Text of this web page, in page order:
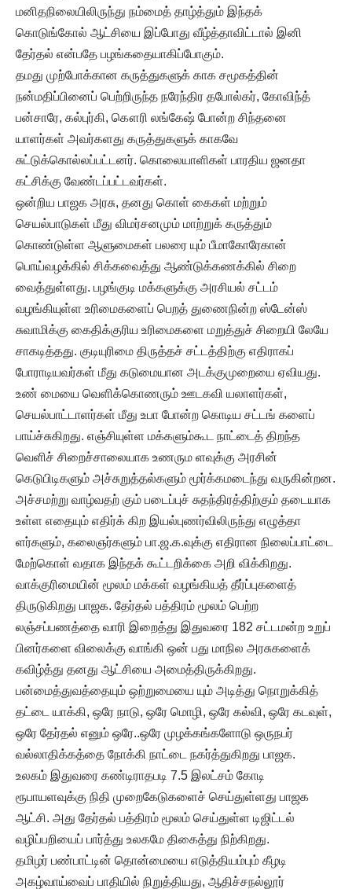
மனிதநிலையிலிருந்து நம்மைத் தாழ்த்தும் இந்தக்
கொடுங்கோல் ஆட்சியை இப்போது வீழ்த்தாவிட்டால் இனி
தேர்தல் என்பதே பழங்கதையாகிப்போகும்.
தமது முற்போக்கான கருத்துகளுக் காக சமூகத்தின்
நன்மதிப்பினைப் பெற்றிருந்த நரேந்திர தபோல்கர், கோவிந்த்
பன்சாரே, கல்புர்கி, கௌரி லங்கேஷ் போன்ற சிந்தனை
யாளர்கள் அவர்களது கருத்துகளுக் காகவே
சுட்டுக்கொல்லப்பட்டனர். கொலையாளிகள் பாரதிய ஜனதா
கட்சிக்கு வேண்டப்பட்டவர்கள்.
ஒன்றிய பாஜக அரசு, தனது கொள் கைகள் மற்றும்
செயல்பாடுகள் மீது விமர்சனமும் மாற்றுக் கருத்தும்
கொண்டுள்ள ஆளுமைகள் பலரை யும் பீமாகோரேகான்
பொய்வழக்கில் சிக்கவைத்து ஆண்டுக்கணக்கில் சிறை
வைத்துள்ளது. பழங்குடி மக்களுக்கு அரசியல் சட்டம்
வழங்கியுள்ள உரிமைகளைப் பெறத் துணைநின்ற ஸ்டேன்ஸ்
சுவாமிக்கு கைதிக்குரிய உரிமைகளை மறுத்துச் சிறையி லேயே
சாகடித்தது. குடியுரிமை திருத்தச் சட்டத்திற்கு எதிராகப்
போராடியவர்கள் மீது கடுமையான அடக்குமுறையை ஏவியது.
உண் மையை வெளிக்கொணரும் ஊடகவி யலாளர்கள்,
செயல்பாட்டாளர்கள் மீது உபா போன்ற கொடிய சட்டங் களைப்
பாய்ச்சுகிறது. எஞ்சியுள்ள மக்களும்கூட நாட்டைத் திறந்த
வெளிச் சிறைச்சாலையாக உணரும ளவுக்கு அரசின்
கெடுபிடிகளும் அச்சுறுத்தல்களும் மூர்க்கமடைந்து வருகின்றன.
அச்சமற்று வாழ்வதற் கும் படைப்புச் சுதந்திரத்திற்கும் தடையாக
உள்ள எதையும் எதிர்க் கிற இயல்புணர்விலிருந்து எழுத்தா
ளர்களும், கலைஞர்களும் பா.ஜ.க.வுக்கு எதிரான நிலைப்பாட்டை
மேற்கொள் வதாக இந்தக் கூட்டறிக்கை அறி விக்கிறது.
வாக்குரிமையின் மூலம் மக்கள் வழங்கியத் தீர்ப்புகளைத்
திருடுகிறது பாஜக. தேர்தல் பத்திரம் மூலம் பெற்ற
லஞ்சப்பணத்தை வாரி இறைத்து இதுவரை 182 சட்டமன்ற உறுப்
பினர்களை விலைக்கு வாங்கி ஒன் பது மாநில அரசுகளைக்
கவிழ்த்து தனது ஆட்சியை அமைத்திருக்கிறது.
பன்மைத்துவத்தையும் ஒற்றுமையை யும் அடித்து நொறுக்கித்
தட்டை யாக்கி, ஒரே நாடு, ஒரே மொழி, ஒரே கல்வி, ஒரே கடவுள்,
ஒரே தேர்தல் எனும் ஒரே..ஒரே முழக்கங்களோடு ஒருநபர்
வல்லாதிக்கத்தை நோக்கி நாட்டை நகர்த்துகிறது பாஜக.
உலகம் இதுவரை கண்டிராதபடி 7.5 இலட்சம் கோடி
ரூபாயளவுக்கு நிதி முறைகேடுகளைச் செய்துள்ளது பாஜக
ஆட்சி. அது தேர்தல் பத்திரம் மூலம் செய்துள்ள டிஜிட்டல்
வழிப்பறியைப் பார்த்து உலகமே திகைத்து நிற்கிறது.
தமிழர் பண்பாட்டின் தொன்மையை எடுத்தியம்பும் கீழடி
அகழ்வாய்வைப் பாதியில் நிறுத்தியது, ஆதிச்சநல்லூர்